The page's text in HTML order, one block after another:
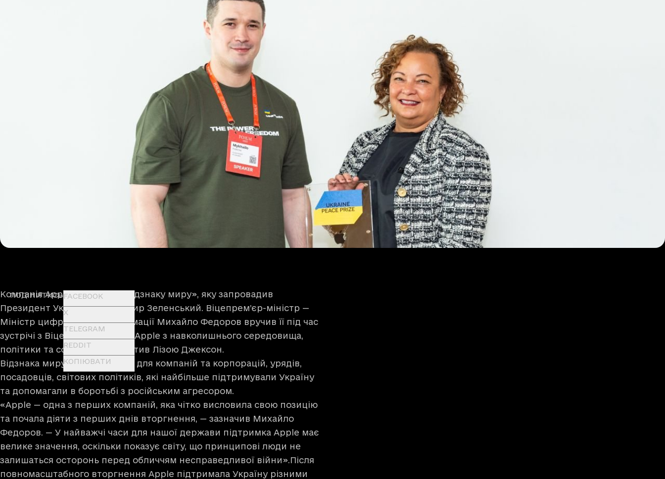
ПОДІЛИТИСЬFACEBOOK
X
TELEGRAM
REDDIT
КОПІЮВАТИ
Компанія Apple отримала «Відзнаку миру», яку запровадив
Президент України Володимир Зеленський. Віцепрем’єр-міністр —
Міністр цифрової трансформації Михайло Федоров вручив її під час
зустрічі з Віцепрезиденткою Apple з навколишнього середовища,
політики та соціальних ініціатив Лізою Джексон.
Відзнака миру — це нагорода для компаній та корпорацій, урядів,
посадовців, світових політиків, які найбільше підтримували Україну
та допомагали в боротьбі з російським агресором.
«Apple — одна з перших компаній, яка чітко висловила свою позицію
та почала діяти з перших днів вторгнення, — зазначив Михайло
Федоров. — У найважчі часи для нашої держави підтримка Apple має
велике значення, оскільки показує світу, що принципові люди не
залишаться осторонь перед обличчям несправедливої війни».Після
повномасштабного вторгнення Apple підтримала Україну різними